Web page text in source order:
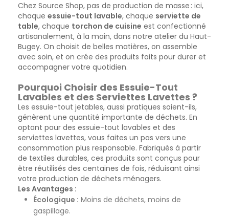
Chez Source Shop, pas de production de masse : ici,
chaque essuie-tout lavable, chaque serviette de
table, chaque torchon de cuisine est confectionné
artisanalement, à la main, dans notre atelier du Haut-
Bugey. On choisit de belles matières, on assemble
avec soin, et on crée des produits faits pour durer et
accompagner votre quotidien.
Pourquoi Choisir des Essuie-Tout
Lavables et des Serviettes Lavettes ?
Les essuie-tout jetables, aussi pratiques soient-ils,
génèrent une quantité importante de déchets. En
optant pour des essuie-tout lavables et des
serviettes lavettes, vous faites un pas vers une
consommation plus responsable. Fabriqués à partir
de textiles durables, ces produits sont conçus pour
être réutilisés des centaines de fois, réduisant ainsi
votre production de déchets ménagers.
Les Avantages :
Écologique : Moins de déchets, moins de
gaspillage.